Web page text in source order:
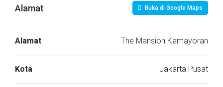
Alamat Buka di Google Maps
Alamat The Mansion Kemayoran
Kota Jakarta Pusat